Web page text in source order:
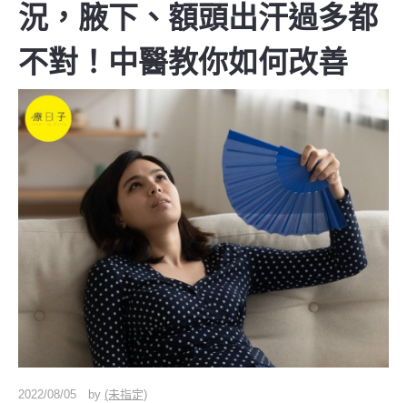
況，腋下、額頭出汗過多都
不對！中醫教你如何改善
2022/08/05 by (未指定)